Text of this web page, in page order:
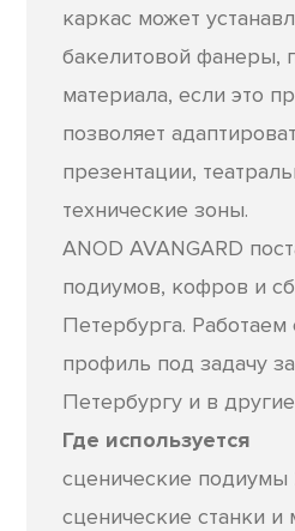
каркас может
бакелитовой фанеры,
материала, если это
позволяет
презентации,
технические зоны.
ANOD AVANGARD
подиумов, кофров и
Петербурга.
профиль под задачу
Петербургу и в
Где используется
сценические
сценические станки